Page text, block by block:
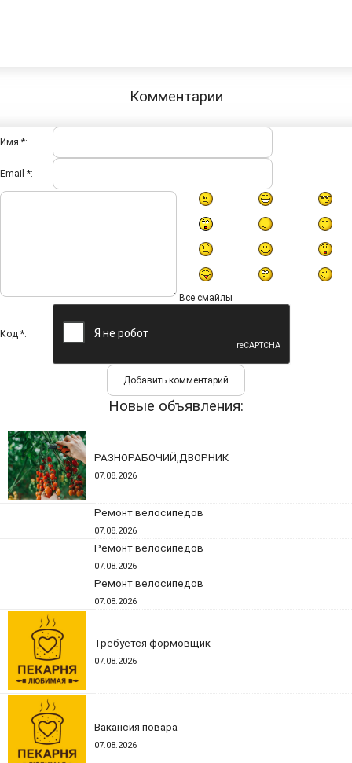
Комментарии
Имя *:
Email *:
Все смайлы
Код *:
Новые объявления:
РАЗНОРАБОЧИЙ,ДВОРНИК
07.08.2026
Ремонт велосипедов
07.08.2026
Ремонт велосипедов
07.08.2026
Ремонт велосипедов
07.08.2026
Требуется формовщик
07.08.2026
Вакансия повара
07.08.2026